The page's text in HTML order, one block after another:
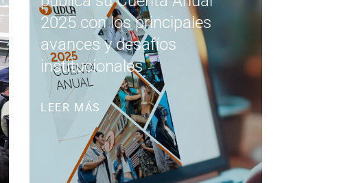
2025 con los principales
avances y desafíos
institucionales
LEER MÁS